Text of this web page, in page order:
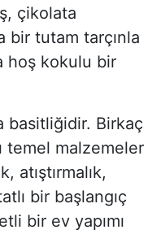
çikolata
bir tutam tarçınla
hoş kokulu bir
basitliğidir. Birkaç
temel malzemeler
atıştırmalık,
bir başlangıç
bir ev yapımı